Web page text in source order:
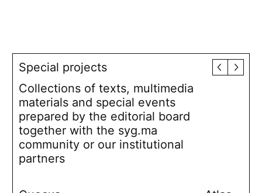
Special projects
Collections of texts, multimedia
materials and special events
prepared by the editorial board
together with the syg.ma
community or our institutional
partners